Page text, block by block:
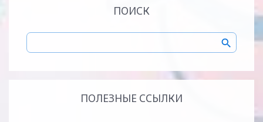
ПОИСК
ПОЛЕЗНЫЕ ССЫЛКИ